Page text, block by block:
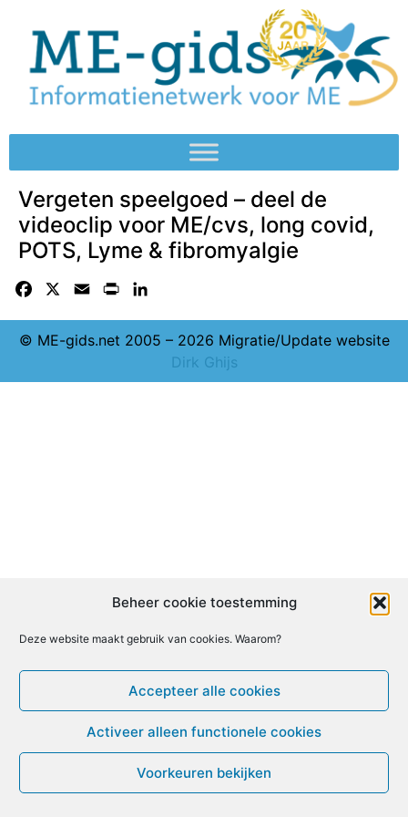
Beheer cookie toestemming
Deze website maakt gebruik van cookies. Waarom?
Accepteer alle cookies
Activeer alleen functionele cookies
Voorkeuren bekijken
Vergeten speelgoed – deel de
videoclip voor ME/cvs, long covid,
POTS, Lyme & fibromyalgie
Facebook Email Print
© ME-gids.net 2005 – 2026 Migratie/Update website
Dirk Ghijs